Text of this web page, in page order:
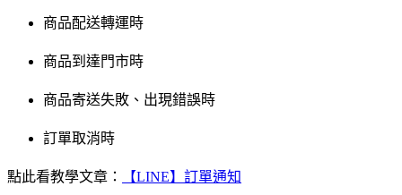
商品配送轉運時
商品到達門市時
商品寄送失敗、出現錯誤時
訂單取消時
點此看教學文章： 【LINE】訂單通知